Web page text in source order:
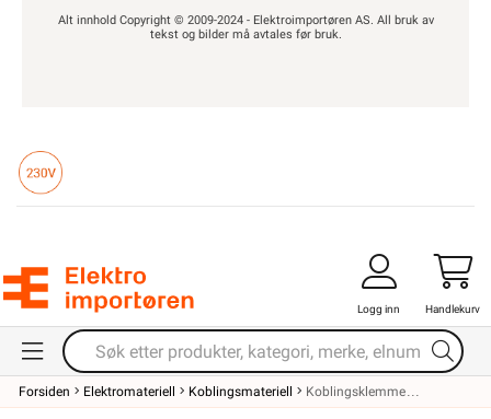
Alt innhold Copyright © 2009-2024 - Elektroimportøren AS. All bruk av
tekst og bilder må avtales før bruk.
Logg inn Handlekurv
Forsiden Elektromateriell Koblingsmateriell Koblingsklemme